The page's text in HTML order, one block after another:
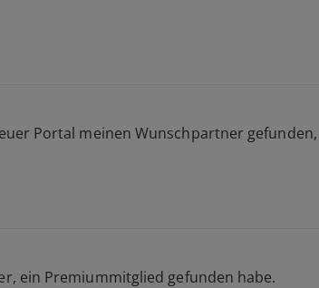
Portal meinen Wunschpartner gefunden,
ein Premiummitglied gefunden habe.